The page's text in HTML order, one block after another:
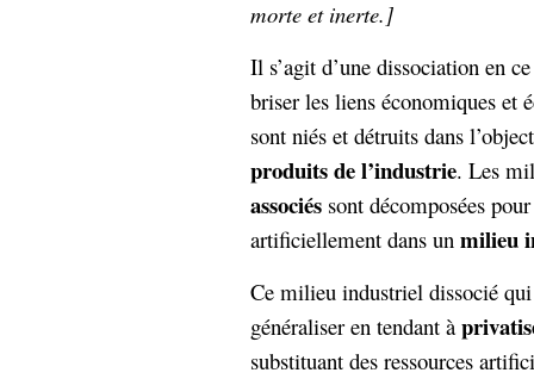
morte et inerte.]
Il s’agit d’une dissociation en
briser les liens économiques et
sont niés et détruits dans
produits de l’industrie. Les
associés sont décomposées
artificiellement dans un milieu
Ce milieu industriel dissocié qui
généraliser en tendant à
substituant des ressources